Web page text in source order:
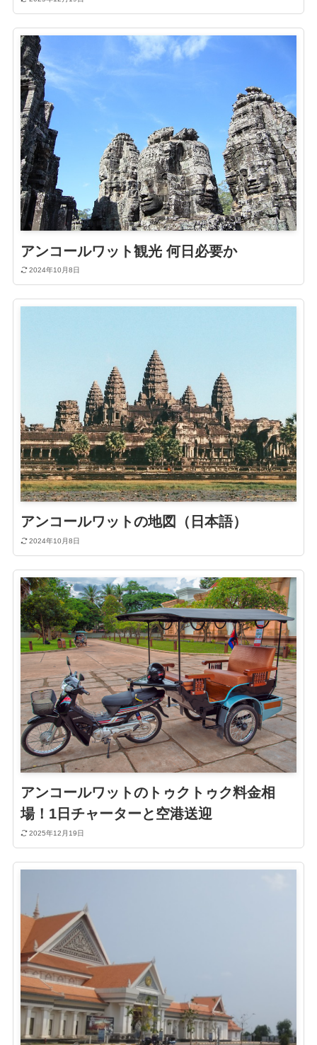
アンコールワット観光 何日必要か
2024年10月8日
アンコールワットの地図（日本語）
2024年10月8日
アンコールワットのトゥクトゥク料金相
場！1日チャーターと空港送迎
2025年12月19日